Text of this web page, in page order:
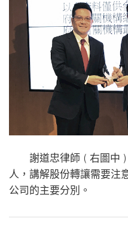
謝道忠律師 ( 右圖中
人，講解股份轉讓需要注
公司的主要分別。